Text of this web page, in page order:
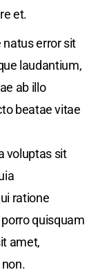
et.
natus error sit
laudantium,
ab illo
beatae vitae
voluptas sit
ratione
quisquam
amet,